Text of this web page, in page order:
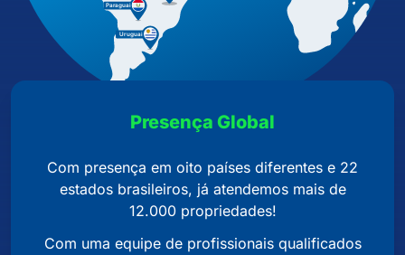
Presença Global
Com presença em oito países diferentes e 22
estados brasileiros, já atendemos mais de
12.000 propriedades!
Com uma equipe de profissionais qualificados